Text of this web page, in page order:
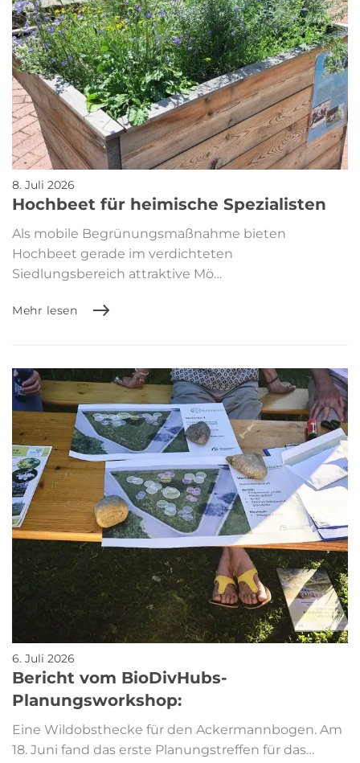
8. Juli 2026
Hochbeet für heimische Spezialisten
Als mobile Begrünungsmaßnahme bieten
Hochbeet gerade im verdichteten
Siedlungsbereich attraktive Mö…
Mehr lesen
6. Juli 2026
Bericht vom BioDivHubs-
Planungsworkshop:
Eine Wildobsthecke für den Ackermannbogen. Am
18. Juni fand das erste Planungstreffen für das…